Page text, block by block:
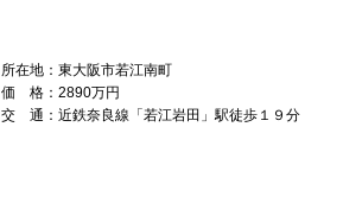
所在地：東大阪市若江南町
価 格：2890万円
交 通：近鉄奈良線「若江岩田」駅徒歩１９分